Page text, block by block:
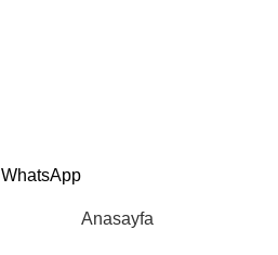
WhatsApp
Anasayfa